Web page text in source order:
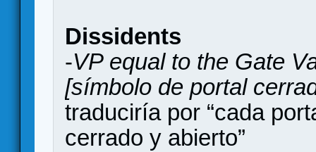
Dissidents
-VP equal to the Gate
[símbolo de portal
traduciría por “cada
cerrado y abierto”